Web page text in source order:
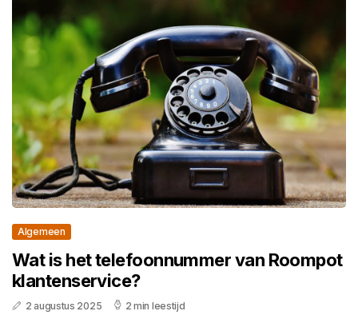
Algemeen
Wat is het telefoonnummer van Roompot
klantenservice?
2 augustus 2025 2 min leestijd